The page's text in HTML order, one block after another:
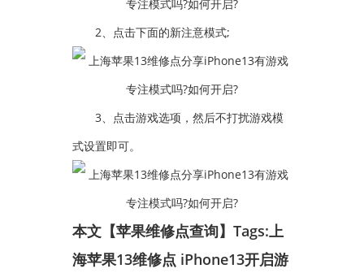
2、点击下面的新注意模式;
3、点击游戏选项，然后不打扰游戏模
式设置即可。
本文【苹果维修点查询】Tags:上
海苹果13维修点 iPhone13开启游